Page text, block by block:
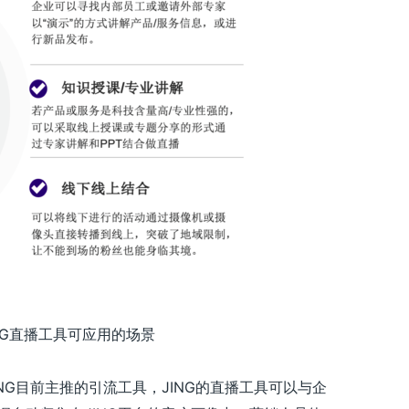
直播工具可应用的场景
目前主推的引流工具，JING的直播工具可以与企